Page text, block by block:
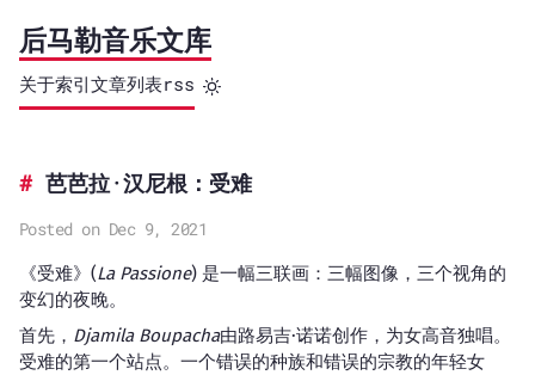
后马勒音乐文库
关于索引文章列表rss
芭芭拉·汉尼根：受难
Posted on Dec 9, 2021
《受难》(La Passione) 是一幅三联画：三幅图像，三个视角的
变幻的夜晚。
首先， Djamila Boupacha由路易吉·诺诺创作，为女高音独唱。
受难的第一个站点。一个错误的种族和错误的宗教的年轻女